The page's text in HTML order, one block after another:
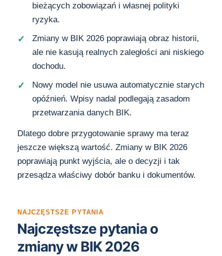
bieżących zobowiązań i własnej polityki
ryzyka.
Zmiany w BIK 2026 poprawiają obraz historii,
ale nie kasują realnych zaległości ani niskiego
dochodu.
Nowy model nie usuwa automatycznie starych
opóźnień. Wpisy nadal podlegają zasadom
przetwarzania danych BIK.
Dlatego dobre przygotowanie sprawy ma teraz
jeszcze większą wartość. Zmiany w BIK 2026
poprawiają punkt wyjścia, ale o decyzji i tak
przesądza właściwy dobór banku i dokumentów.
NAJCZĘSTSZE PYTANIA
Najczęstsze pytania o
zmiany w BIK 2026